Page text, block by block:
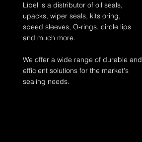
Líbel is a distributor of oil seals,
upacks, wiper seals, kits oring,
speed sleeves, O-rings, circle lips
and much more.
We offer a wide range of durable and
efficient solutions for the market's
sealing needs.